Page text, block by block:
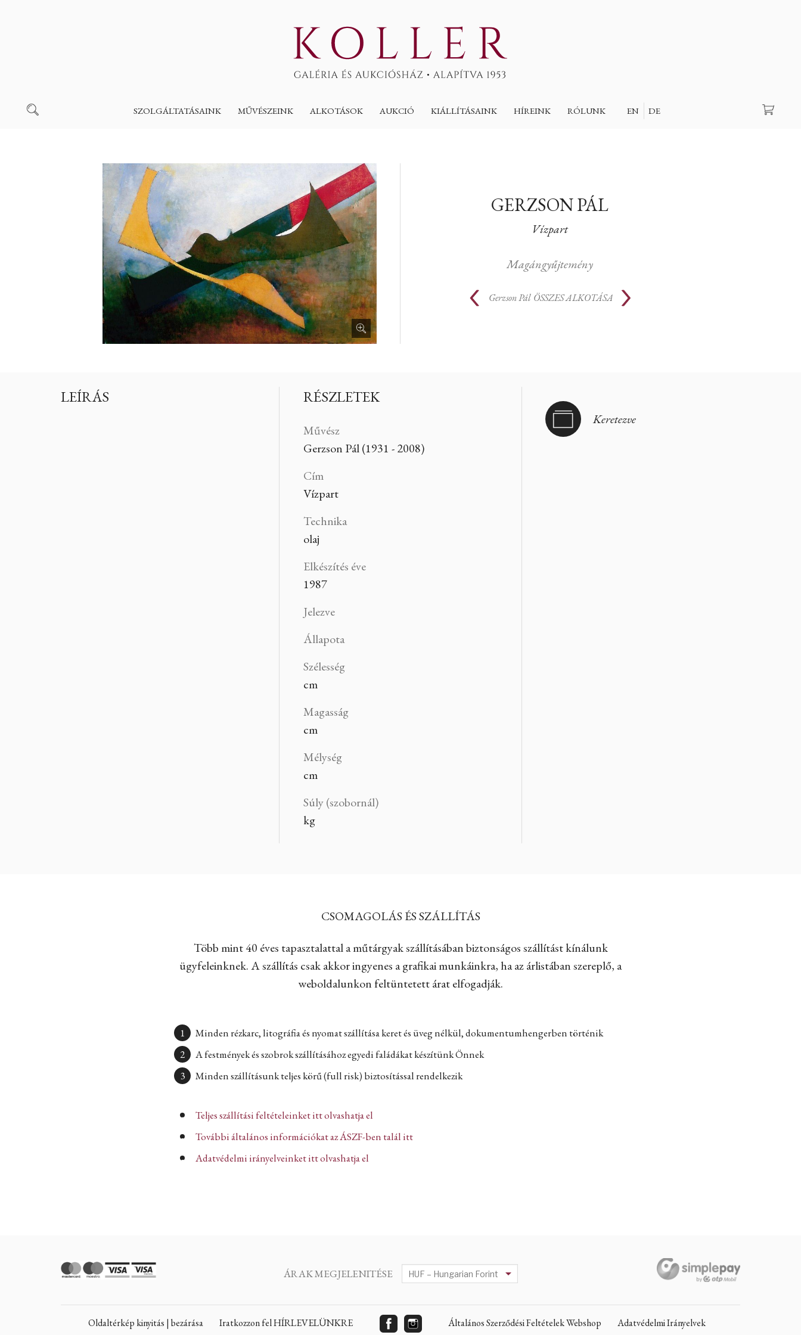
SZOLGÁLTATÁSAINK MŰVÉSZEINK ALKOTÁSOK AUKCIÓ KIÁLLÍTÁSAINK HÍREINK RÓLUNK EN DE
Keresés
GERZSON PÁL
Vízpart
Magángyűjtemény
Gerzson Pál ÖSSZES ALKOTÁSA
LEÍRÁS RÉSZLETEK
Művész
Gerzson Pál (1931 - 2008)
Cím
Vízpart
Technika
olaj
Elkészítés éve
1987
Jelezve
Állapota
Szélesség
cm
Magasság
cm
Mélység
cm
Súly (szobornál)
kg
Keretezve
CSOMAGOLÁS ÉS SZÁLLÍTÁS
Több mint 40 éves tapasztalattal a műtárgyak szállításában biztonságos szállítást kínálunk
ügyfeleinknek. A szállítás csak akkor ingyenes a grafikai munkáinkra, ha az árlistában szereplő, a
weboldalunkon feltüntetett árat elfogadják.
Minden rézkarc, litográfia és nyomat szállítása keret és üveg nélkül, dokumentumhengerben történik
A festmények és szobrok szállításához egyedi faládákat készítünk Önnek
Minden szállításunk teljes körű (full risk) biztosítással rendelkezik
Teljes szállítási feltételeinket itt olvashatja el
További általános információkat az ÁSZF-ben talál itt
Adatvédelmi irányelveinket itt olvashatja el
ÁRAK MEGJELENITÉSE
Oldaltérkép kinyitás | bezárása Iratkozzon fel HÍRLEVELÜNKRE Általános Szerződési Feltételek Webshop Adatvédelmi Irányelvek